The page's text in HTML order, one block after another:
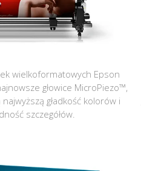
wielkoformatowych Epson
głowice MicroPiezo™,
gładkość kolorów i
szczegółów.